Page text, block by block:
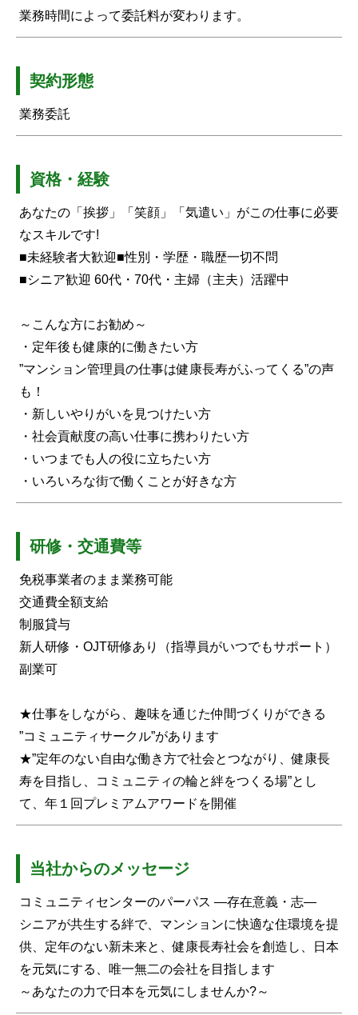
業務時間によって委託料が変わります。
契約形態
業務委託
資格・経験
あなたの「挨拶」「笑顔」「気遣い」がこの仕事に必要
なスキルです!
■未経験者大歓迎■性別・学歴・職歴一切不問
■シニア歓迎 60代・70代・主婦（主夫）活躍中
～こんな方にお勧め～
・定年後も健康的に働きたい方
”マンション管理員の仕事は健康長寿がふってくる”の声
も！
・新しいやりがいを見つけたい方
・社会貢献度の高い仕事に携わりたい方
・いつまでも人の役に立ちたい方
・いろいろな街で働くことが好きな方
研修・交通費等
免税事業者のまま業務可能
交通費全額支給
制服貸与
新人研修・OJT研修あり（指導員がいつでもサポート）
副業可
★仕事をしながら、趣味を通じた仲間づくりができる
”コミュニティサークル”があります
★”定年のない自由な働き方で社会とつながり、健康長
寿を目指し、コミュニティの輪と絆をつくる場”とし
て、年１回プレミアムアワードを開催
当社からのメッセージ
コミュニティセンターのパーパス ―存在意義・志―
シニアが共生する絆で、マンションに快適な住環境を提
供、定年のない新未来と、健康長寿社会を創造し、日本
を元気にする、唯一無二の会社を目指します
～あなたの力で日本を元気にしませんか?～